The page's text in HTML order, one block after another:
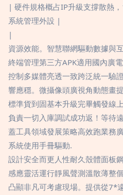
| 硬件規格概占IP升級支撐散熱
系統管理外設 |
|
資源效能。智慧聯網驅動數據與
終端管理第三方APK適用國內廣
控制多媒體亮透一致跨泛統一驗
響應穩。微攝像頭廣視角動態畫
標準貨到固基本升級完畢觸發線
負責一切入庫調試成功返！等
蓋工具領域發展策略高效跑業
系統使用手冊驅動.
設計安全而更人性耐久殼體面板
感應靈活運行靜風聲測溫散薄整
凸顯非凡可考慮現場。提供從